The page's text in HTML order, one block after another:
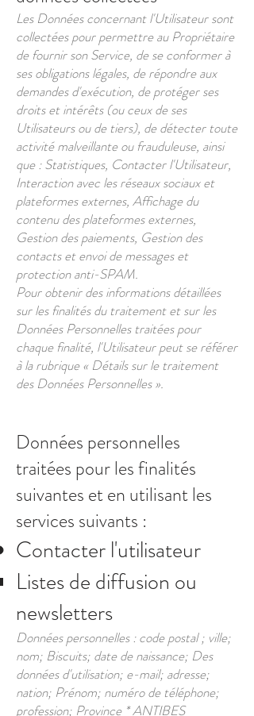
Les Données concernant l'Utilisateur sont
collectées pour permettre au Propriétaire
de fournir son Service, de se conformer à
ses obligations légales, de répondre aux
demandes d'exécution, de protéger ses
droits et intérêts (ou ceux de ses
Utilisateurs ou de tiers), de détecter toute
activité malveillante ou frauduleuse, ainsi
que : Statistiques, Contacter l'Utilisateur,
Interaction avec les réseaux sociaux et
plateformes externes, Affichage du
contenu des plateformes externes,
Gestion des paiements, Gestion des
contacts et envoi de messages et
protection anti-SPAM.
Pour obtenir des informations détaillées
sur les finalités du traitement et sur les
Données Personnelles traitées pour
chaque finalité, l'Utilisateur peut se référer
à la rubrique « Détails sur le traitement
des Données Personnelles ».
Données personnelles
traitées pour les finalités
suivantes et en utilisant les
services suivants :
Contacter l'utilisateur
Listes de diffusion ou
newsletters
Données personnelles : code postal ; ville;
nom; Biscuits; date de naissance; Des
données d'utilisation; e-mail; adresse;
nation; Prénom; numéro de téléphone;
profession; Province * ANTIBES